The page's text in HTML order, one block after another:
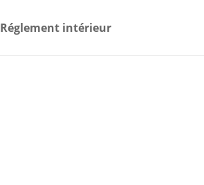
Réglement intérieur